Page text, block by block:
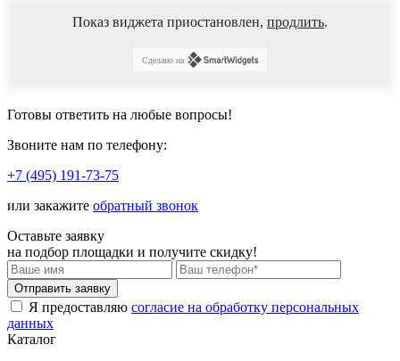
Показ виджета приостановлен, продлить.
Сделано на
Готовы ответить на любые вопросы!
Звоните нам по телефону:
+7 (495) 191-73-75
или закажите обратный звонок
Оставьте заявку
на подбор площадки и получите скидку!
Я предоставляю согласие на обработку персональных
данных
Каталог